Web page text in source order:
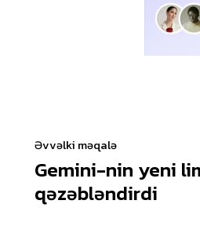
Əvvəlki məqalə
Gemini-nin yeni
qəzəbləndirdi